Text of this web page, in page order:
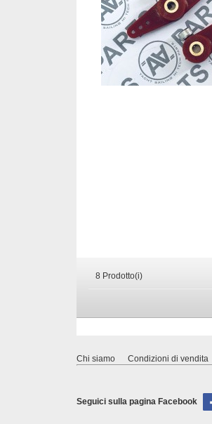
8 Prodotto(i)
Chi siamo Condizioni di vendita
Seguici sulla pagina Facebook